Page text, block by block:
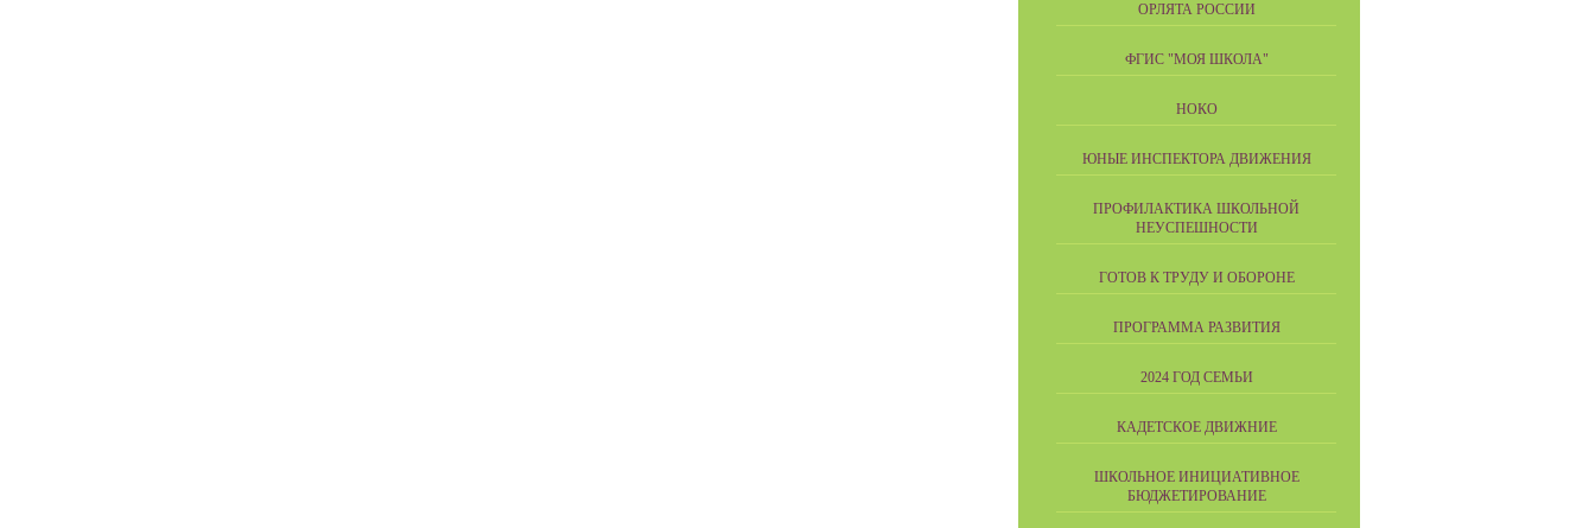
ОРЛЯТА РОССИИ
ФГИС "МОЯ ШКОЛА"
НОКО
ЮНЫЕ ИНСПЕКТОРА ДВИЖЕНИЯ
ПРОФИЛАКТИКА ШКОЛЬНОЙ
НЕУСПЕШНОСТИ
ГОТОВ К ТРУДУ И ОБОРОНЕ
ПРОГРАММА РАЗВИТИЯ
2024 ГОД СЕМЬИ
КАДЕТСКОЕ ДВИЖНИЕ
ШКОЛЬНОЕ ИНИЦИАТИВНОЕ
БЮДЖЕТИРОВАНИЕ